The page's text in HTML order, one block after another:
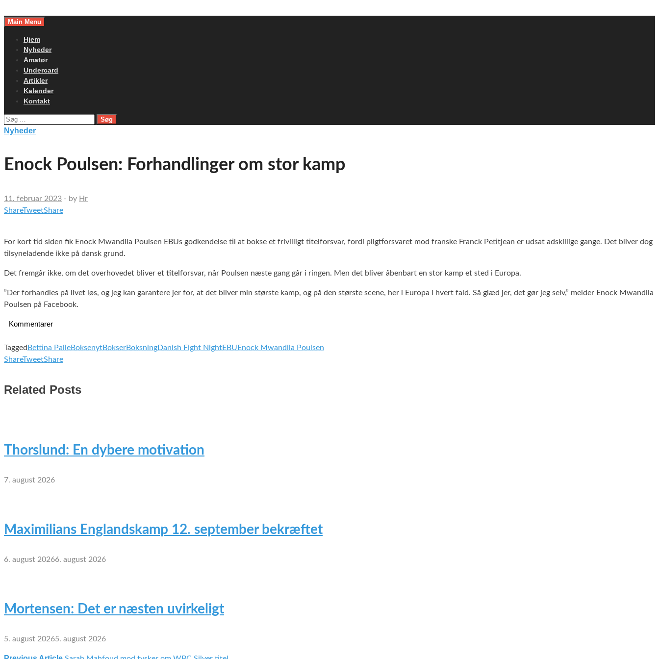
toMain Menu
Hjem
Nyheder
Amatør
Undercard
Artikler
Kalender
Kontakt
Søg
efter:
Nyheder
Enock Poulsen: Forhandlinger om stor kamp
11. februar 2023 - by Hr
ShareTweetShare
For kort tid siden fik Enock Mwandila Poulsen EBUs godkendelse til at bokse et frivilligt titelforsvar, fordi pligtforsvaret mod franske Franck Petitjean er udsat adskillige gange. Det bliver dog
tilsyneladende ikke på dansk grund.
Det fremgår ikke, om det overhovedet bliver et titelforsvar, når Poulsen næste gang går i ringen. Men det bliver åbenbart en stor kamp et sted i Europa.
”Der forhandles på livet løs, og jeg kan garantere jer for, at det bliver min største kamp, og på den største scene, her i Europa i hvert fald. Så glæd jer, det gør jeg selv,” melder Enock Mwandila
Poulsen på Facebook.
Kommentarer
Tagged Bettina PalleBoksenytBokserBoksningDanish Fight NightEBU Enock Mwandila Poulsen
ShareTweetShare
Related Posts
Thorslund: En dybere motivation
7. august 2026
Maximilians Englandskamp 12. september bekræftet
6. august 20266. august 2026
Mortensen: Det er næsten uvirkeligt
5. august 20265. august 2026